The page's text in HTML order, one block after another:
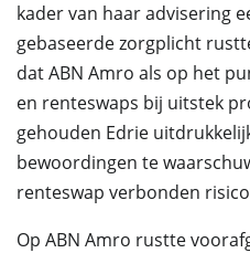
kader van haar advisering
gebaseerde zorgplicht
dat ABN Amro als op het
en renteswaps bij uitstek
gehouden Edrie
bewoordingen te
renteswap verbonden
Op ABN Amro rustte